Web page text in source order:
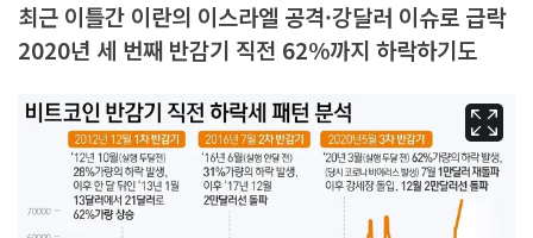
최근 이틀간 이란의 이스라엘 공격·강달러 이슈로 급락
2020년 세 번째 반감기 직전 62%까지 하락하기도